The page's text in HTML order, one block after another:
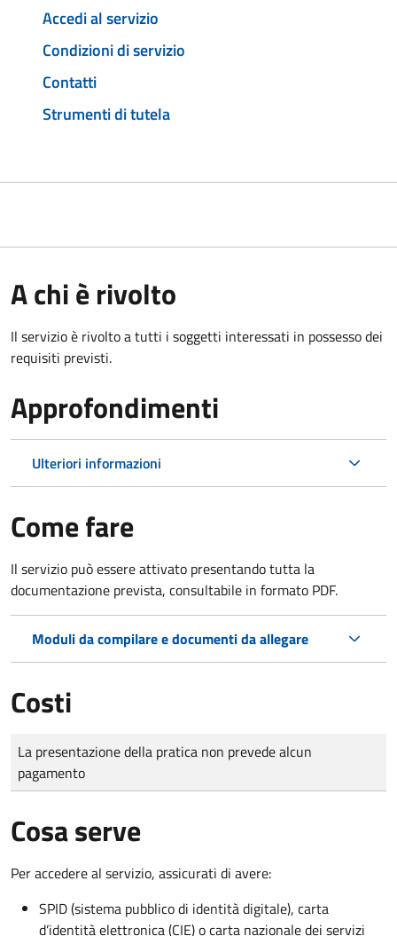
Accedi al servizio
Condizioni di servizio
Contatti
Strumenti di tutela
A chi è rivolto
Il servizio è rivolto a tutti i soggetti interessati in possesso dei
requisiti previsti.
Approfondimenti
Ulteriori informazioni
Come fare
Il servizio può essere attivato presentando tutta la
documentazione prevista, consultabile in formato PDF.
Moduli da compilare e documenti da allegare
Costi
Tipo di pagamento
Importo
La presentazione della pratica non prevede alcun
pagamento
Cosa serve
Per accedere al servizio, assicurati di avere:
SPID (sistema pubblico di identità digitale), carta
d’identità elettronica (CIE) o carta nazionale dei servizi